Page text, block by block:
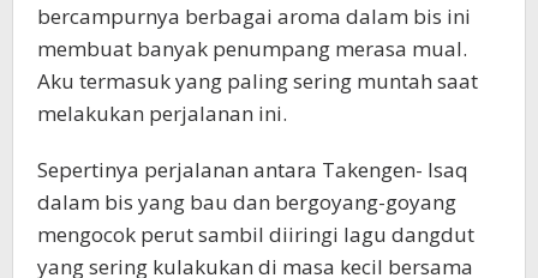
bercampurnya berbagai aroma dalam bis ini
membuat banyak penumpang merasa mual.
Aku termasuk yang paling sering muntah saat
melakukan perjalanan ini.
Sepertinya perjalanan antara Takengen- Isaq
dalam bis yang bau dan bergoyang-goyang
mengocok perut sambil diiringi lagu dangdut
yang sering kulakukan di masa kecil bersama